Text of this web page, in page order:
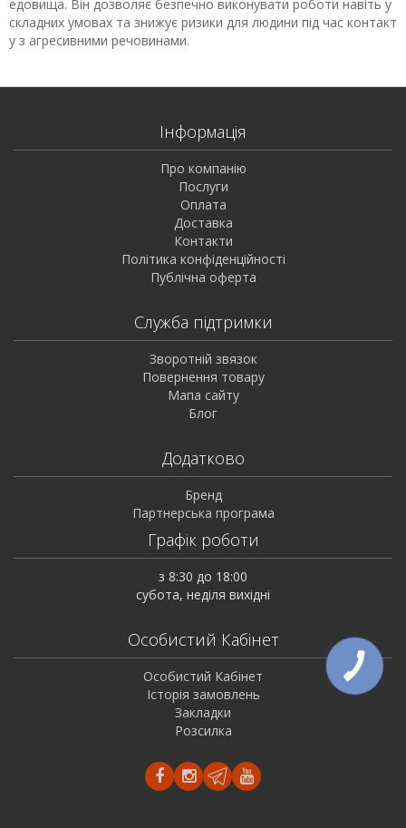
едовища. Він дозволяє безпечно виконувати роботи навіть у
складних умовах та знижує ризики для людини під час контакт
у з агресивними речовинами.
Інформація
Про компанію
Послуги
Оплата
Доставка
Контакти
Політика конфіденційності
Публічна оферта
Служба підтримки
Зворотній звязок
Повернення товару
Мапа сайту
Блог
Додатково
Бренд
Партнерська програма
Графік роботи
з 8:30 до 18:00
субота, неділя вихідні
Особистий Кабінет
Особистий Кабінет
Історія замовлень
Закладки
Розсилка